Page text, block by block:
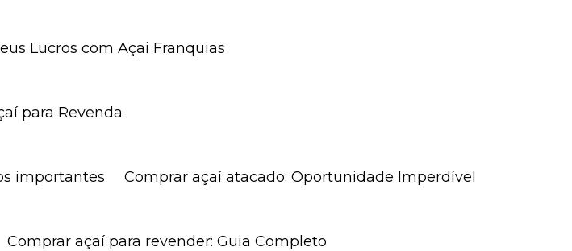
Lucros com Açai Franquias
para Revenda
importantes Comprar açaí atacado: Oportunidade Imperdível
Comprar açaí para revender: Guia Completo